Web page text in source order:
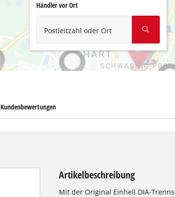
Händler vor Ort
Postleitzahl oder Ort
Kundenbewertungen
Artikelbeschreibung
Mit der Original Einhell DIA-